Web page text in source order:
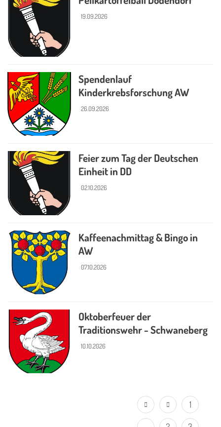
19.09.2026
Spendenlauf
Kinderkrebsforschung AW
26.09.2026
Feier zum Tag der Deutschen
Einheit in DD
02.10.2026
Kaffeenachmittag & Bingo in
AW
07.10.2026
Oktoberfeuer der
Traditionswehr - Schwaneberg
10.10.2026
1